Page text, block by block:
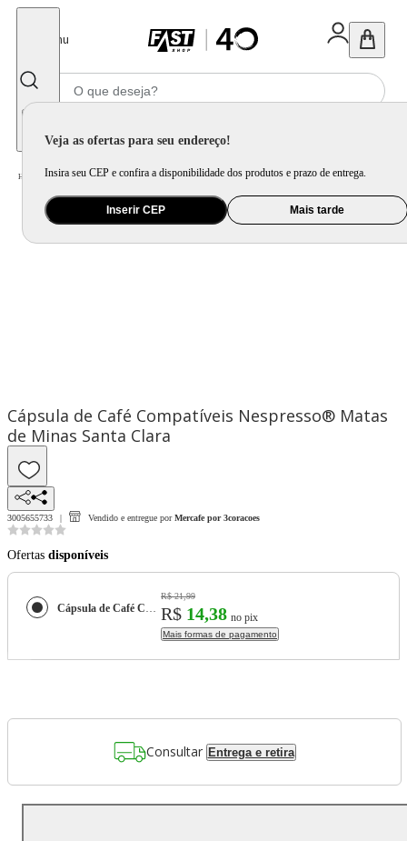
Menu
Veja as ofertas para seu endereço!
Insira seu CEP e confira a disponibilidade dos produtos e prazo de entrega.
Inserir CEP Mais tarde
Home Mercado / Bebida Bebida Não Alcoolica
Cápsula de Café Compatíveis Nespresso® Matas
de Minas Santa Clara
3005655733 Vendido e entregue por Mercafe por 3coracoes
Ofertas disponíveis
Cápsula de Café Compatíveis Nespresso® Matas de Minas Santa Clara
R$ 21,99
R$ 14,38 no pix
Mais formas de pagamento
Consultar Entrega e retira